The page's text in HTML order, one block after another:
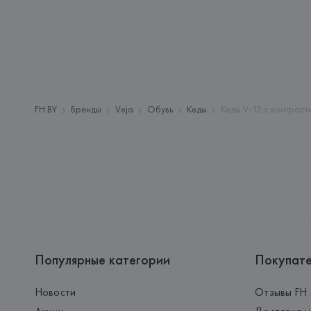
FH.BY Бренды Veja Обувь Кеды Кеды V-12 с
Популярные категории
Новости
Отзывы FH